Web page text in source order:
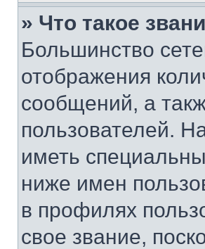
» Что такое
Большинство
отображения
сообщений, а
пользователей.
иметь
ниже имен
в профилях
свое звание,